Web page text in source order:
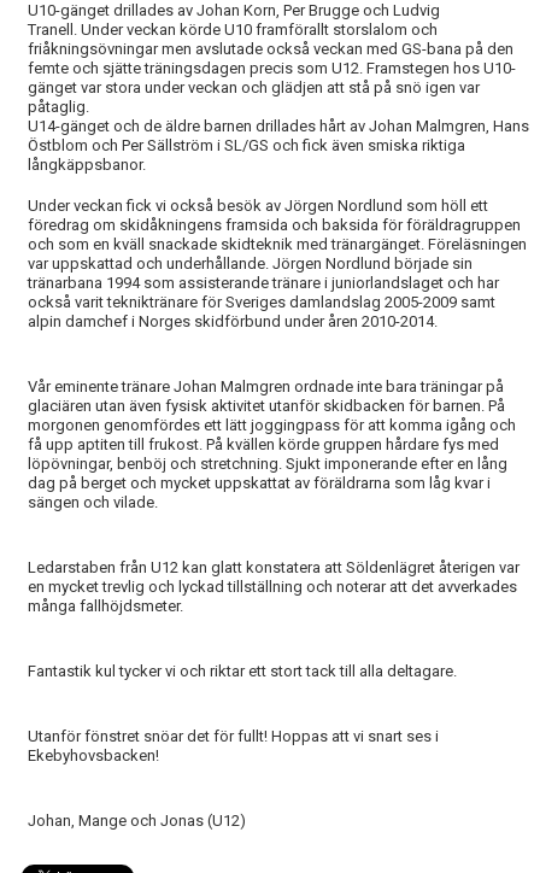
U10-gänget drillades av Johan Korn, Per Brugge och Ludvig
Tranell. Under veckan körde U10 framförallt storslalom och
friåkningsövningar men avslutade också veckan med GS-bana på den
femte och sjätte träningsdagen precis som U12. Framstegen hos U10-
gänget var stora under veckan och glädjen att stå på snö igen var
påtaglig.
U14-gänget och de äldre barnen drillades hårt av Johan Malmgren, Hans
Östblom och Per Sällström i SL/GS och fick även smiska riktiga
långkäppsbanor.
Under veckan fick vi också besök av Jörgen Nordlund som höll ett
föredrag om skidåkningens framsida och baksida för föräldragruppen
och som en kväll snackade skidteknik med tränargänget. Föreläsningen
var uppskattad och underhållande. Jörgen Nordlund började sin
tränarbana 1994 som assisterande tränare i juniorlandslaget och har
också varit tekniktränare för Sveriges damlandslag 2005-2009 samt
alpin damchef i Norges skidförbund under åren 2010-2014.
Vår eminente tränare Johan Malmgren ordnade inte bara träningar på
glaciären utan även fysisk aktivitet utanför skidbacken för barnen. På
morgonen genomfördes ett lätt joggingpass för att komma igång och
få upp aptiten till frukost. På kvällen körde gruppen hårdare fys med
löpövningar, benböj och stretchning. Sjukt imponerande efter en lång
dag på berget och mycket uppskattat av föräldrarna som låg kvar i
sängen och vilade.
Ledarstaben från U12 kan glatt konstatera att Söldenlägret återigen var
en mycket trevlig och lyckad tillställning och noterar att det avverkades
många fallhöjdsmeter.
Fantastik kul tycker vi och riktar ett stort tack till alla deltagare.
Utanför fönstret snöar det för fullt! Hoppas att vi snart ses i
Ekebyhovsbacken!
Johan, Mange och Jonas (U12)